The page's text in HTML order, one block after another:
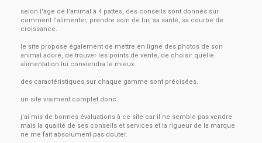
selon l'âge de l'animal à 4 pattes, des conseils sont donnés sur
comment l'alimenter, prendre soin de lui, sa santé, sa courbe de
croissance.
le site propose également de mettre en ligne des photos de son
animal adoré, de trouver les points de vente, de choisir quelle
alimentation lui conviendra le mieux.
des caractéristiques sur chaque gamme sont précisées.
un site vraiment complet donc.
j'ai mis de bonnes évaluations à ce site car il ne semble pas vendre
mais la qualité de ses conseils et services et la rigueur de la marque
ne me fait absolument pas douter.